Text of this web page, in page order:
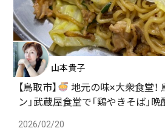
山本貴子
【鳥取市】
地元の味×大衆食堂！
ン」武蔵屋食堂で「鶏やきそば」晩
2026/02/20